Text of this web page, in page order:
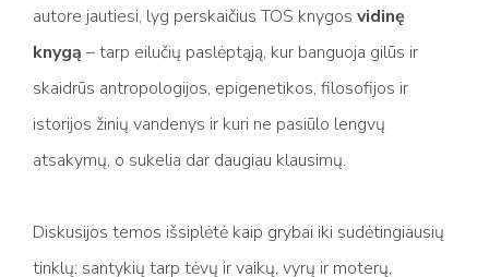
autore jautiesi, lyg perskaičius TOS knygos vidinę
knygą – tarp eilučių paslėptąją, kur banguoja gilūs ir
skaidrūs antropologijos, epigenetikos, filosofijos ir
istorijos žinių vandenys ir kuri ne pasiūlo lengvų
atsakymų, o sukelia dar daugiau klausimų.
Diskusijos temos išsiplėtė kaip grybai iki sudėtingiausių
tinklų: santykių tarp tėvų ir vaikų, vyrų ir moterų,